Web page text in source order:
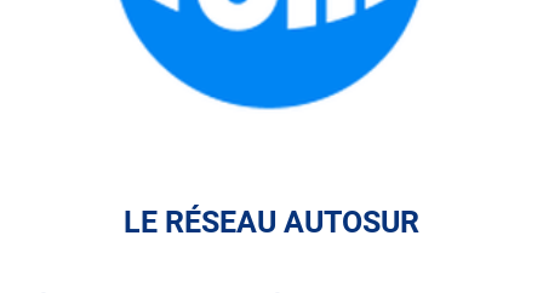
LE RÉSEAU AUTOSUR